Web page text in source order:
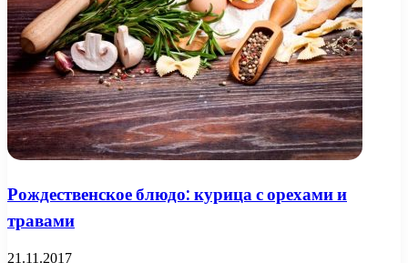
Рождественское блюдо: курица с орехами и
травами
21.11.2017